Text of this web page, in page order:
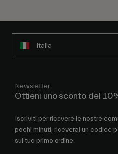
Italia
Newsletter
Ottieni uno sconto del
Iscriviti per ricevere le nostre
pochi minuti, riceverai un codice
sul tuo primo ordine.